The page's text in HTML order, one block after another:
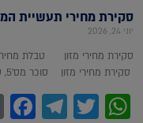
סקירת מחירי תעשיית המזון
יוני 24, 2026
סקירת מחירי מזון טבלת
סקירת מחירי מזון סוכר מס'5, סוכר מס' 11, קקאו,